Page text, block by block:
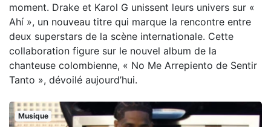
moment. Drake et Karol G unissent leurs univers sur «
Ahí », un nouveau titre qui marque la rencontre entre
deux superstars de la scène internationale. Cette
collaboration figure sur le nouvel album de la
chanteuse colombienne, « No Me Arrepiento de Sentir
Tanto », dévoilé aujourd’hui.
Musique